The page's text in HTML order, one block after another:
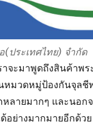
(ประเทศไทย) จำกัด
จะมาพูดถึงสินค้าพร
มวดหมู่ป้องกันจุลชีพ
ลายมากๆ และนอก
อย่างมากมายอีกด้วย